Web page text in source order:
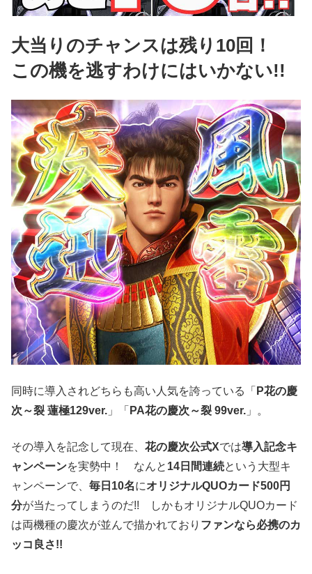
大当りのチャンスは残り10回！
この機を逃すわけにはいかない!!
同時に導入されどちらも高い人気を誇っている「 P花の慶
次～裂 蓮極129ver. 」「 PA花の慶次～裂 99ver. 」。
その導入を記念して現在、 花の慶次公式Xでは導入記念キ
ャンペーンを実勢中！ なんと 14日間連続という大型キ
ャンペーンで、 毎日10名にオリジナルQUOカード500円
分が当たってしまうのだ!! しかもオリジナルQUOカード
は両機種の慶次が並んで描かれており ファンなら必携のカ
ッコ良さ!!